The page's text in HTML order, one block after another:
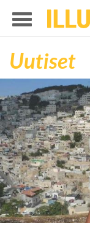
Uutiset